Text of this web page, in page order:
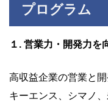
プログラム
１. 営業力・開発力を
高収益企業の営業と開
キーエンス、シマノ